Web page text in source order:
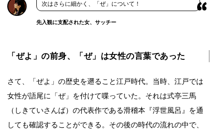
次はさらに細かく、「ぜ」について！
先入観に支配された女、サッチー
「ぜよ」の前身、「ぜ」は女性の言葉であった
さて、「ぜよ」の歴史を遡ること江戸時代。当時、江戸では
女性が語尾に「ぜ」を付けて喋っていた。それは式亭三馬
（しきていさんば）の代表作である滑稽本『浮世風呂』を通
しても確認することができる。その後の時代の流れの中で、